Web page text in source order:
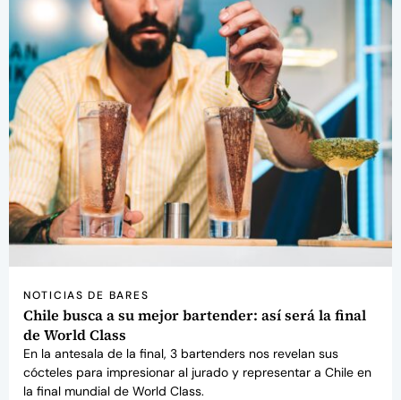
NOTICIAS DE BARES
Chile busca a su mejor bartender: así será la final
de World Class
En la antesala de la final, 3 bartenders nos revelan sus
cócteles para impresionar al jurado y representar a Chile en
la final mundial de World Class.